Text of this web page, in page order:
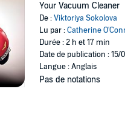
Your Vacuum Cleaner
De :Viktoriya Sokolova
Lu par :Catherine
Durée : 2 h et 17 min
Date de publication : 15/
Langue : Anglais
Pas de notations